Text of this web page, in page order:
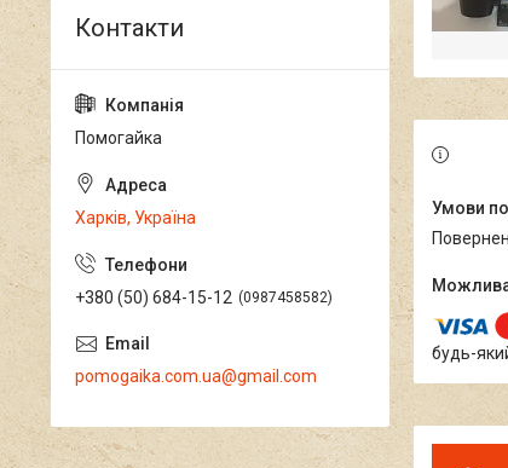
будь-
Помогайка
Харків, Україна
+380 (50) 684-15-12 0987458582
pomogaika.com.ua@gmail.com